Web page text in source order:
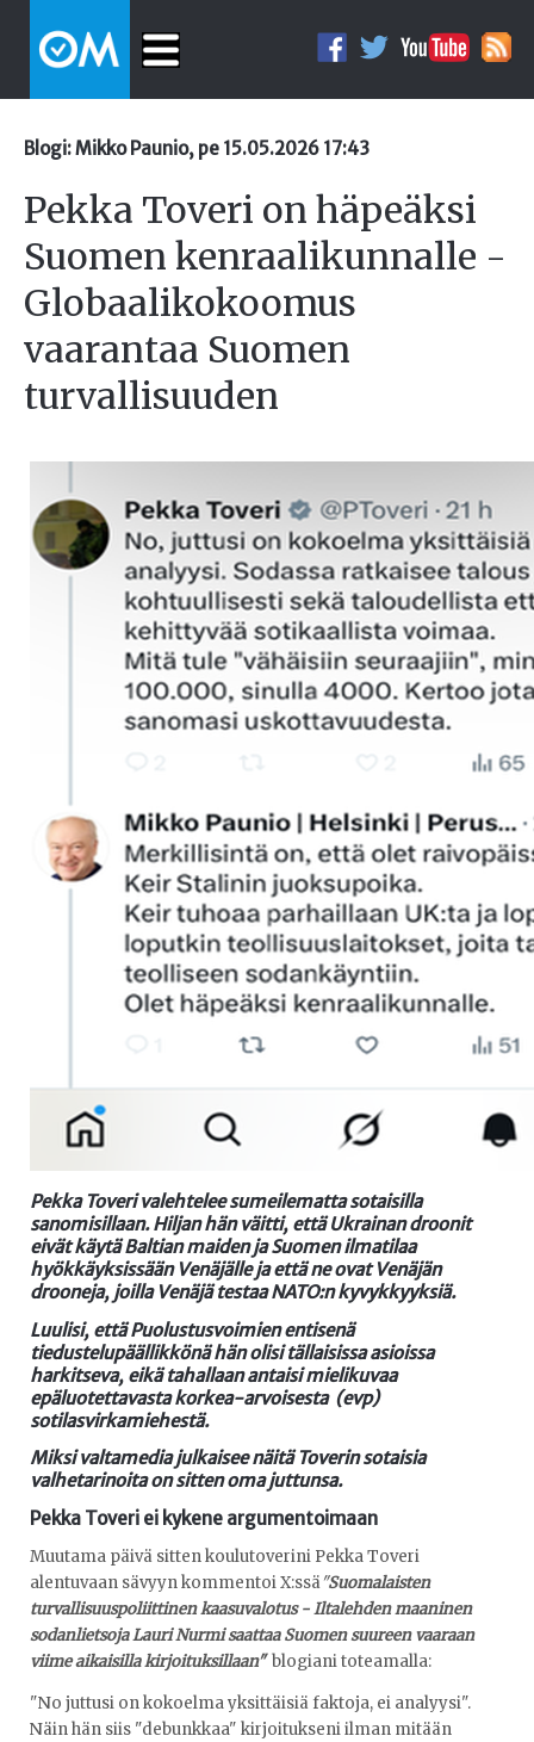
Blogi: Mikko Paunio, pe 15.05.2026 17:43
Pekka Toveri on häpeäksi
Suomen kenraalikunnalle -
Globaalikokoomus
vaarantaa Suomen
turvallisuuden
Pekka Toverivalehtelee sumeilematta sotaisilla
sanomisillaan. Hiljan hän väitti, että Ukrainan droonit
eivät käytä Baltian maiden ja Suomen ilmatilaa
hyökkäyksissään Venäjälle ja että ne ovat Venäjän
drooneja, joilla Venäjä testaa NATO:n kyvykkyyksiä.
Luulisi, että Puolustusvoimien entisenä
tiedustelupäällikkönä hän olisi tällaisissa asioissa
harkitseva, eikä tahallaan antaisi mielikuvaa
epäluotettavasta korkea-arvoisesta (evp)
sotilasvirkamiehestä.
Miksi valtamedia julkaisee näitä Toverin sotaisia
valhetarinoita on sitten oma juttunsa.
Pekka Toveri ei kykene argumentoimaan
Muutama päivä sitten koulutoverini Pekka Toveri
alentuvaan sävyyn kommentoi X:ssä"Suomalaisten
turvallisuuspoliittinen kaasuvalotus - Iltalehden maaninen
sodanlietsoja Lauri Nurmi saattaa Suomen suureen vaaraan
viime aikaisilla kirjoituksillaan"blogiani toteamalla:
"No juttusi on kokoelma yksittäisiä faktoja, ei analyysi".
Näin hän siis "debunkkaa" kirjoitukseni ilman mitään